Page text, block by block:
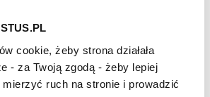
cookie, żeby strona działała
- za Twoją zgodą - żeby lepiej
ruch na stronie i prowadzić
wpisów tagu: